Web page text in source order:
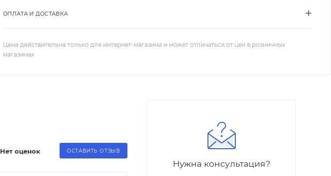
ОПЛАТА И ДОСТАВКА
Цена действительна только для интернет-магазина и может отличаться от цен в розничных
магазинах
Нет оценок ОСТАВИТЬ ОТЗЫВ
Нужна консультация?